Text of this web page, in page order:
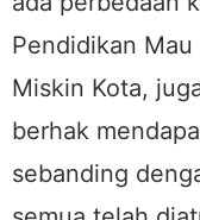
Pendidikan
Miskin Kota,
berhak
sebanding